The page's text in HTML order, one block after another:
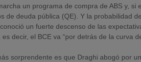
un programa de compra de ABS y, si
de deuda pública (QE). Y la probabilidad
un fuerte descenso de las
decir, el BCE va “por detrás de la curva
sorprendente es que Draghi abogó por